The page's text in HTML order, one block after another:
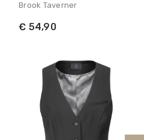
Brook Taverner
€ 54,90